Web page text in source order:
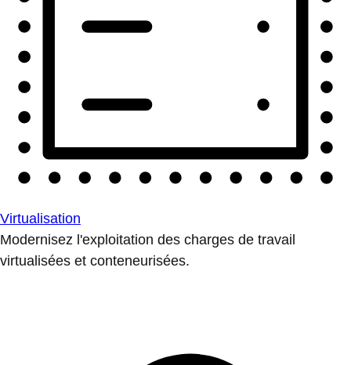
Virtualisation
Modernisez l'exploitation des charges de travail
virtualisées et conteneurisées.